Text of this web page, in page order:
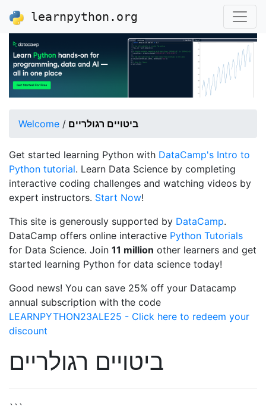
learnpython.org
Welcome / ביטויים רגולריים
Get started learning Python with DataCamp's Intro to
Python tutorial. Learn Data Science by completing
interactive coding challenges and watching videos by
expert instructors. Start Now!
This site is generously supported by DataCamp.
DataCamp offers online interactive Python Tutorials
for Data Science. Join 11 million other learners and get
started learning Python for data science today!
Good news! You can save 25% off your Datacamp
annual subscription with the code
LEARNPYTHON23ALE25 - Click here to redeem your
discount
ביטויים רגולריים
```